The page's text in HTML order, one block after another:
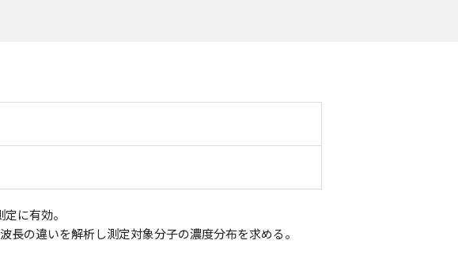
に有効。
の違いを解析し測定対象分子の濃度分布を求める。